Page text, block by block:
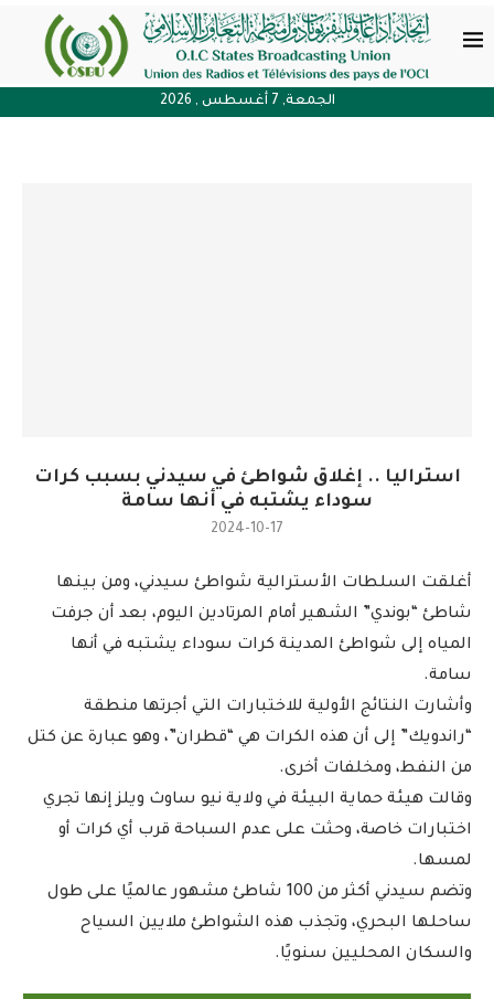
الجمعة, 7 أغسطس , 2026
استراليا .. إغلاق شواطئ في سيدني بسبب كرات
سوداء يشتبه في أنها سامة
2024-10-17
أغلقت السلطات الأسترالية شواطئ سيدني، ومن بينها
شاطئ “بوندي” الشهير أمام المرتادين اليوم، بعد أن جرفت
المياه إلى شواطئ المدينة كرات سوداء يشتبه في أنها
سامة.
وأشارت النتائج الأولية للاختبارات التي أجرتها منطقة
“راندويك” إلى أن هذه الكرات هي “قطران”، وهو عبارة عن كتل
من النفط، ومخلفات أخرى.
وقالت هيئة حماية البيئة في ولاية نيو ساوث ويلز إنها تجري
اختبارات خاصة، وحثت على عدم السباحة قرب أي كرات أو
لمسها.
وتضم سيدني أكثر من 100 شاطئ مشهور عالميًا على طول
ساحلها البحري، وتجذب هذه الشواطئ ملايين السياح
والسكان المحليين سنويًا.